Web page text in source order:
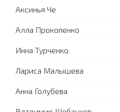
Аксинья Че
Алла Прокопенко
Инна Турченко
Лариса Малышева
Анна Голубева